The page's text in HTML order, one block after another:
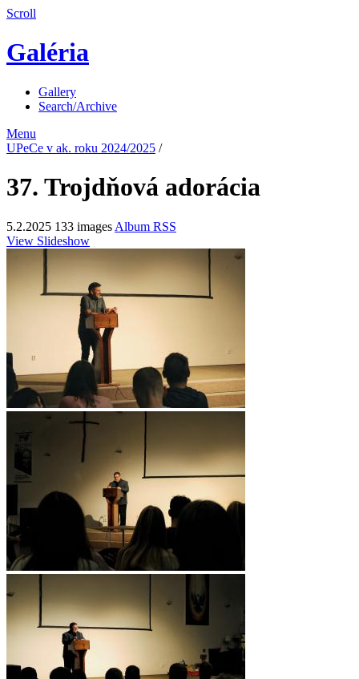
Scroll
Galéria
Gallery
Search/Archive
Menu
UPeCe v ak. roku 2024/2025 /
37. Trojdňová adorácia
5.2.2025 133 images Album RSS
View Slideshow